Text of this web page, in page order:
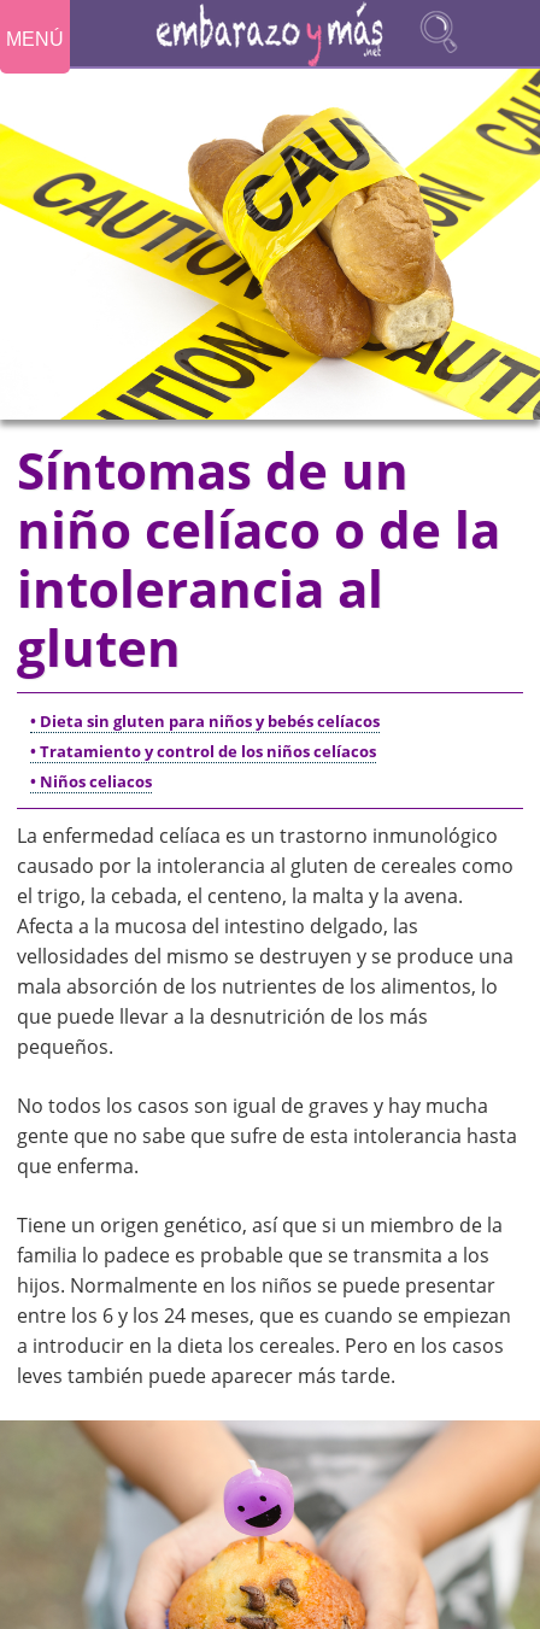
MENÚ
Síntomas de un
niño celíaco o de la
intolerancia al
gluten
• Dieta sin gluten para niños y bebés celíacos
• Tratamiento y control de los niños celíacos
• Niños celiacos
La enfermedad celíaca es un trastorno inmunológico
causado por la intolerancia al gluten de cereales como
el trigo, la cebada, el centeno, la malta y la avena.
Afecta a la mucosa del intestino delgado, las
vellosidades del mismo se destruyen y se produce una
mala absorción de los nutrientes de los alimentos, lo
que puede llevar a la desnutrición de los más
pequeños.
No todos los casos son igual de graves y hay mucha
gente que no sabe que sufre de esta intolerancia hasta
que enferma.
Tiene un origen genético, así que si un miembro de la
familia lo padece es probable que se transmita a los
hijos. Normalmente en los niños se puede presentar
entre los 6 y los 24 meses, que es cuando se empiezan
a introducir en la dieta los cereales. Pero en los casos
leves también puede aparecer más tarde.